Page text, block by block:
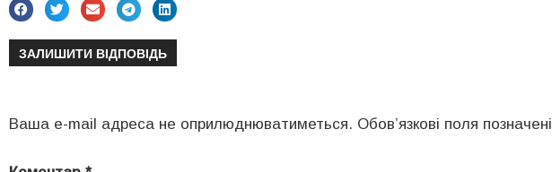
ЗАЛИШИТИ ВІДПОВІДЬ
Ваша e-mail адреса не оприлюднюватиметься. Обов’язкові поля позначені